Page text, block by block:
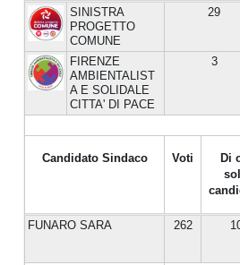
SINISTRA
PROGETTO
COMUNE
29
FIRENZE
AMBIENTALIST
A E SOLIDALE
CITTA' DI PACE
3
Candidato Sindaco Voti
Di
FUNARO SARA 262